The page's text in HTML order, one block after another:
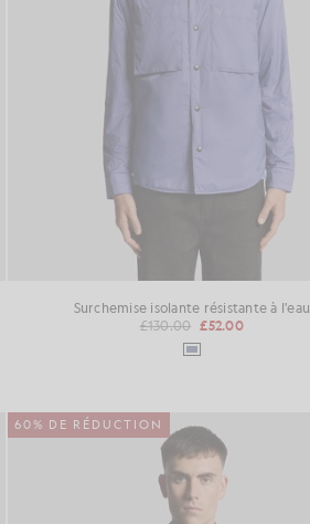
Surchemise isolante résistante à l'eau
£130.00 £52.00
60% DE RÉDUCTION